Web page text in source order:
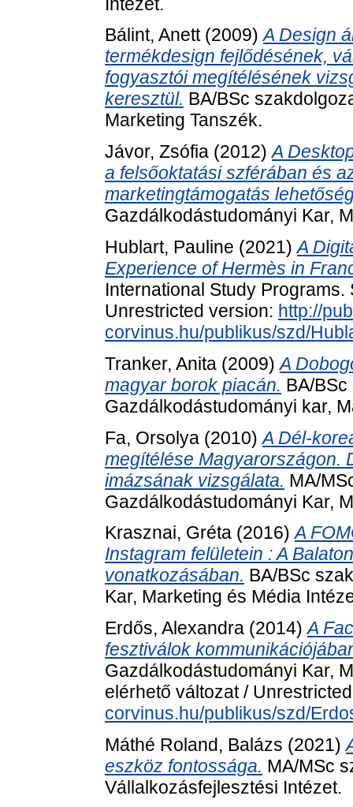
Bálint, Anett(2009)A Design
termékdesign fejlődésének,
fogyasztói megítélésének
keresztül. BA/BSc
Marketing Tanszék.
Jávor, Zsófia (2012)A
a felsőoktatási szférában és
marketingtámogatás
Gazdálkodástudományi Kar,
Hublart, Pauline (2021)A
Experience of Hermès in
International Study
Unrestricted version: http://
corvinus.hu/publikus/szd/
Tranker, Anita (2009)A
magyar borok piacán. BA/
Gazdálkodástudományi kar,
Fa, Orsolya (2010)A Dél-
megítélése Magyarországon.
imázsának vizsgálata. MA/
Gazdálkodástudományi Kar,
Krasznai, Gréta (2016)A
Instagram felületein : A
vonatkozásában. BA/BSc
Kar, Marketing és Média
Erdős, Alexandra (2014)A
fesztiválok
Gazdálkodástudományi Kar,
elérhető változat /
corvinus.hu/publikus/szd/
Máthé Roland, Balázs (2021)
eszköz fontossága. MA/MSc
Vállalkozásfejlesztési Intézet.